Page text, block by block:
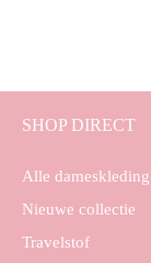
SHOP DIRECT
Alle dameskleding
Nieuwe collectie
Travelstof